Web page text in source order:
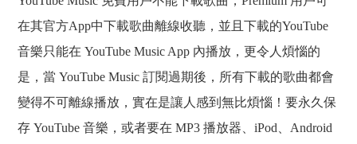
在其官方App中下載歌曲離線收聽，並且下載的YouTube
音樂只能在 YouTube Music App 內播放，更令人煩惱的
是，當 YouTube Music 訂閱過期後，所有下載的歌曲都會
變得不可離線播放，實在是讓人感到無比煩惱！要永久保
存 YouTube 音樂，或者要在 MP3 播放器、iPod、Android